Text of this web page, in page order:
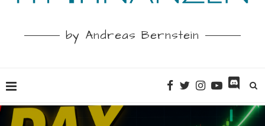
by Andreas Bernstein